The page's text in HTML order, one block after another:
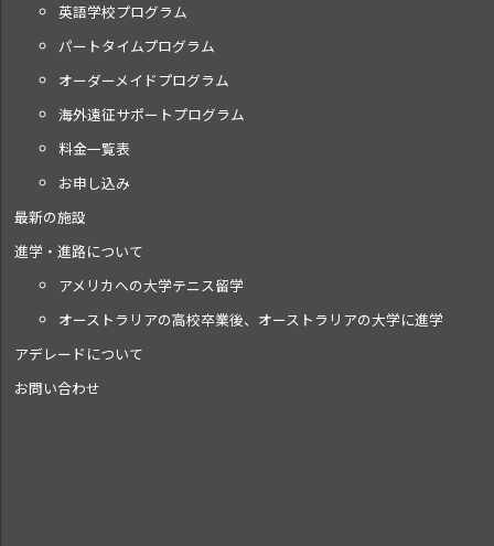
英語学校プログラム
パートタイムプログラム
オーダーメイドプログラム
海外遠征サポートプログラム
料金一覧表
お申し込み
最新の施設
進学・進路について
アメリカへの大学テニス留学
オーストラリアの高校卒業後、オーストラリアの大学に進学
アデレードについて
お問い合わせ